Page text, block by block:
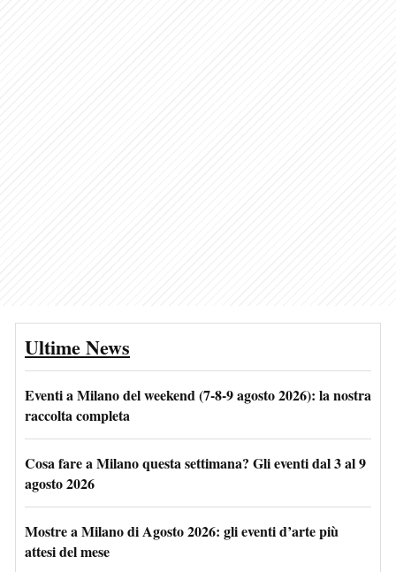
Ultime News
Eventi a Milano del weekend (7-8-9 agosto 2026): la nostra
raccolta completa
Cosa fare a Milano questa settimana? Gli eventi dal 3 al 9
agosto 2026
Mostre a Milano di Agosto 2026: gli eventi d’arte più
attesi del mese